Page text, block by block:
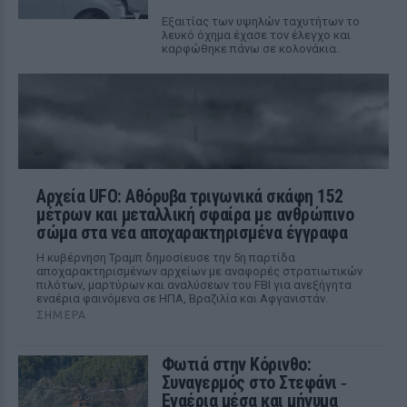
Εξαιτίας των υψηλών ταχυτήτων το
λευκό όχημα έχασε τον έλεγχο και
καρφώθηκε πάνω σε κολονάκια.
Αρχεία UFO: Αθόρυβα τριγωνικά σκάφη 152
μέτρων και μεταλλική σφαίρα με ανθρώπινο
σώμα στα νέα αποχαρακτηρισμένα έγγραφα
Η κυβέρνηση Τραμπ δημοσίευσε την 5η παρτίδα
αποχαρακτηρισμένων αρχείων με αναφορές στρατιωτικών
πιλότων, μαρτύρων και αναλύσεων του FBI για ανεξήγητα
εναέρια φαινόμενα σε ΗΠΑ, Βραζιλία και Αφγανιστάν.
ΣΉΜΕΡΑ
Φωτιά στην Κόρινθο:
Συναγερμός στο Στεφάνι ‑
Εναέρια μέσα και μήνυμα